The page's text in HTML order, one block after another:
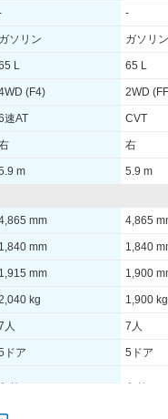
- -
- -
L -
L 9.5km/L
-
-
ガソリン ガソリン
L 65 L
(F4) 2WD
速AT CVT
右
m 5.9 m
mm 4,865
1,840 mm 1,840
1,915 mm 1,900
kg 1,900 kg
人 7人
ドア 5ドア
あり あり